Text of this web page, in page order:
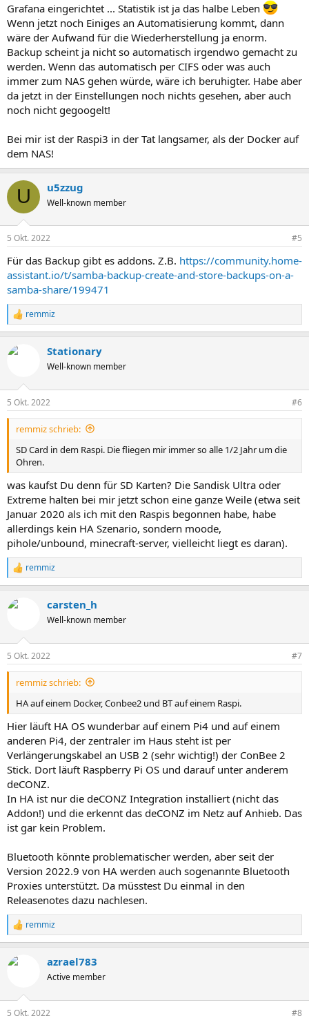
Grafana eingerichtet ... Statistik ist ja das halbe Leben
Wenn jetzt noch Einiges an Automatisierung kommt, dann
wäre der Aufwand für die Wiederherstellung ja enorm.
Backup scheint ja nicht so automatisch irgendwo gemacht zu
werden. Wenn das automatisch per CIFS oder was auch
immer zum NAS gehen würde, wäre ich beruhigter. Habe aber
da jetzt in der Einstellungen noch nichts gesehen, aber auch
noch nicht gegoogelt!
Bei mir ist der Raspi3 in der Tat langsamer, als der Docker auf
dem NAS!
U u5zzug
Well-known member
5 Okt. 2022 #5
Für das Backup gibt es addons. Z.B. https://community.home-
assistant.io/t/samba-backup-create-and-store-backups-on-a-
samba-share/199471
R
e
k
e
n
remmiz
Stationary
Well-known member
5 Okt. 2022 #6
remmiz schrieb:
SD Card in dem Raspi. Die fliegen mir immer so alle 1/2 Jahr um die
Ohren.
was kaufst Du denn für SD Karten? Die Sandisk Ultra oder
Extreme halten bei mir jetzt schon eine ganze Weile (etwa seit
Januar 2020 als ich mit den Raspis begonnen habe, habe
allerdings kein HA Szenario, sondern moode,
pihole/unbound, minecraft-server, vielleicht liegt es daran).
R
e
k
e
n
remmiz
carsten_h
Well-known member
5 Okt. 2022 #7
remmiz schrieb:
HA auf einem Docker, Conbee2 und BT auf einem Raspi.
Hier läuft HA OS wunderbar auf einem Pi4 und auf einem
anderen Pi4, der zentraler im Haus steht ist per
Verlängerungskabel an USB 2 (sehr wichtig!) der ConBee 2
Stick. Dort läuft Raspberry Pi OS und darauf unter anderem
deCONZ.
In HA ist nur die deCONZ Integration installiert (nicht das
Addon!) und die erkennt das deCONZ im Netz auf Anhieb. Das
ist gar kein Problem.
Bluetooth könnte problematischer werden, aber seit der
Version 2022.9 von HA werden auch sogenannte Bluetooth
Proxies unterstützt. Da müsstest Du einmal in den
Releasenotes dazu nachlesen.
R
e
k
remmiz
azrael783
Active member
5 Okt. 2022 #8